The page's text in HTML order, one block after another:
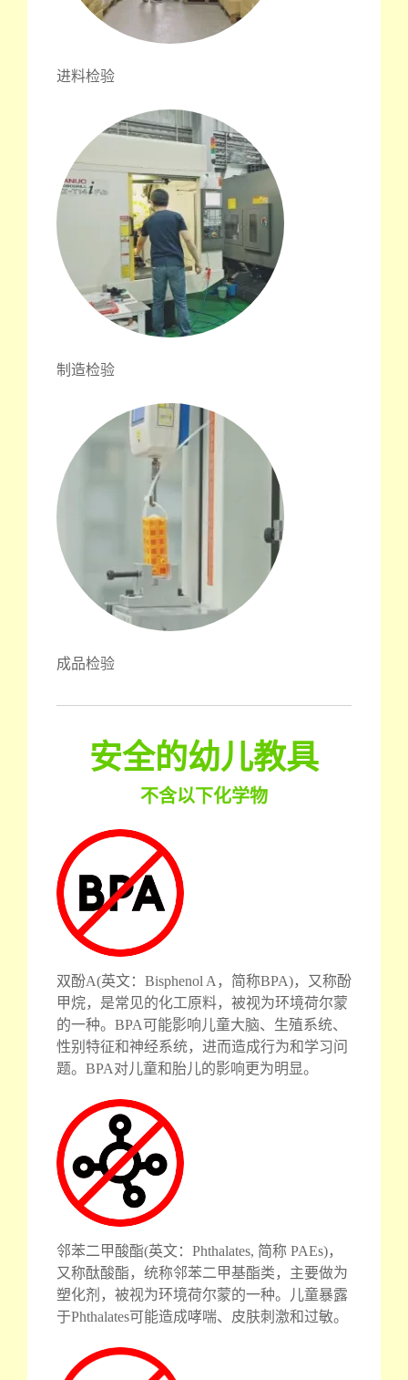
进料检验
制造检验
成品检验
安全的幼儿教具
不含以下化学物
双酚A(英文：Bisphenol A，简称BPA)，又称酚
甲烷，是常见的化工原料，被视为环境荷尔蒙
的一种。BPA可能影响儿童大脑、生殖系统、
性别特征和神经系统，进而造成行为和学习问
题。BPA对儿童和胎儿的影响更为明显。
邻苯二甲酸酯(英文：Phthalates, 简称 PAEs)，
又称酞酸酯，统称邻苯二甲基酯类，主要做为
塑化剂，被视为环境荷尔蒙的一种。儿童暴露
于Phthalates可能造成哮喘、皮肤刺激和过敏。